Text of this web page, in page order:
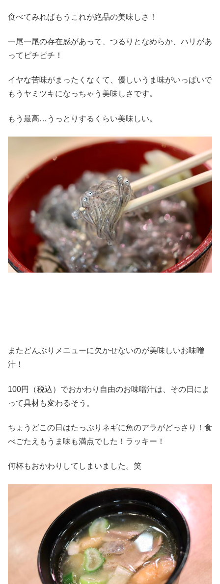
食べてみればもうこれが絶品の美味しさ！
一尾一尾の存在感があって、つるりとなめらか、ハリがあ
ってピチピチ！
イヤな苦味がまったくなくて、優しいうま味がいっぱいで
もうヤミツキになっちゃう美味しさです。
もう最高…うっとりするくらい美味しい。
またどんぶりメニューに欠かせないのが美味しいお味噌
汁！
100円（税込）でおかわり自由のお味噌汁は、その日によ
って具材も変わるそう。
ちょうどこの日はたっぷりネギに魚のアラがどっさり！食
べごたえもうま味も満点でした！ラッキー！
何杯もおかわりしてしまいました。笑